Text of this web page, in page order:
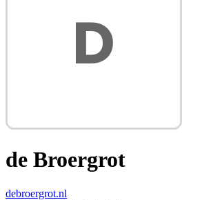
de Broergrot
debroergrot.nl